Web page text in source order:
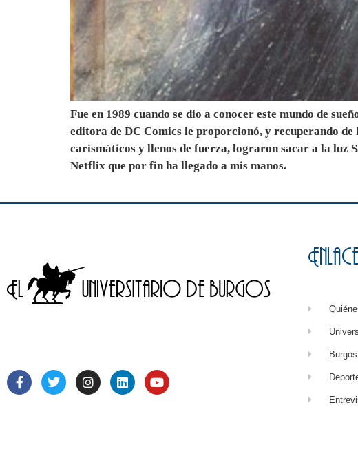
Fue en 1989 cuando se dio a conocer este mundo de
editora de DC Comics le proporcionó, y recuperando
carismáticos y llenos de fuerza, lograron sacar a la luz
Netflix que por fin ha llegado a mis manos.
Burgos